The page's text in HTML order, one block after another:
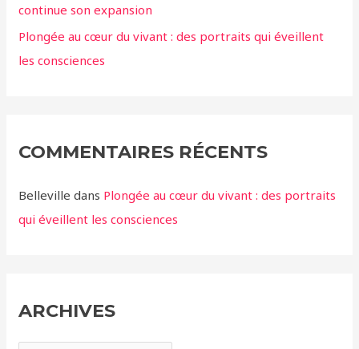
continue son expansion
Plongée au cœur du vivant : des portraits qui éveillent
les consciences
COMMENTAIRES RÉCENTS
Belleville dans Plongée au cœur du vivant : des portraits
qui éveillent les consciences
ARCHIVES